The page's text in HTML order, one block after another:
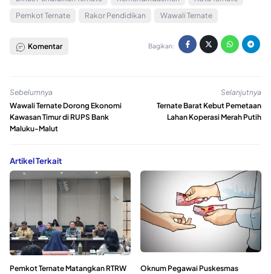
Pemkot Ternate
Rakor Pendidikan Wawali Ternate
Komentar Bagikan:
Sebelumnya
Wawali Ternate Dorong Ekonomi
Kawasan Timur di RUPS Bank
Maluku-Malut
Selanjutnya
Ternate Barat Kebut Pemetaan
Lahan Koperasi Merah Putih
Artikel Terkait
Pemkot Ternate Matangkan RTRW
Oknum Pegawai Puskesmas